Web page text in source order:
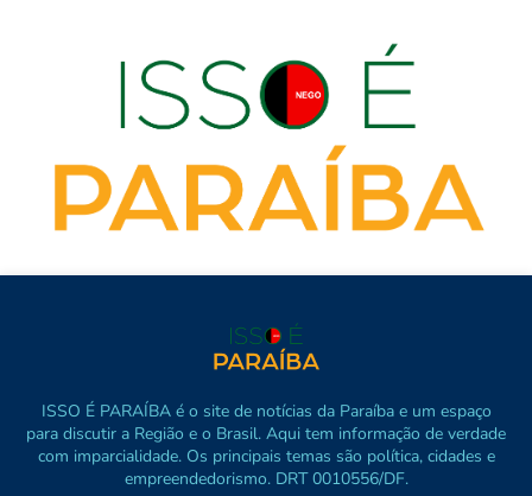
ISSO É PARAÍBA é o site de notícias da Paraíba e um espaço
para discutir a Região e o Brasil. Aqui tem informação de verdade
com imparcialidade. Os principais temas são política, cidades e
empreendedorismo. DRT 0010556/DF.